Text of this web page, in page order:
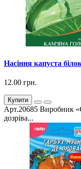
Насіння капуста
12.00 грн.
Купити
Арт.20685 Виробник
дозріва...